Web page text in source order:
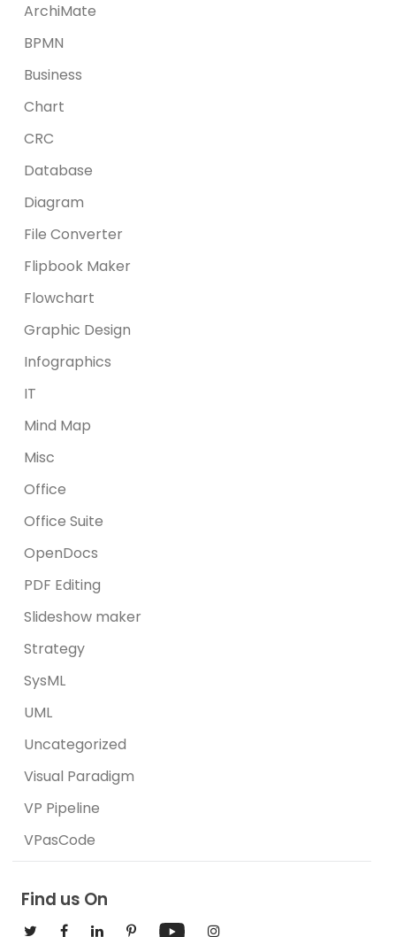
ArchiMate
BPMN
Business
Chart
CRC
Database
Diagram
File Converter
Flipbook Maker
Flowchart
Graphic Design
Infographics
IT
Mind Map
Misc
Office
Office Suite
OpenDocs
PDF Editing
Slideshow maker
Strategy
SysML
UML
Uncategorized
Visual Paradigm
VP Pipeline
VPasCode
Find us On